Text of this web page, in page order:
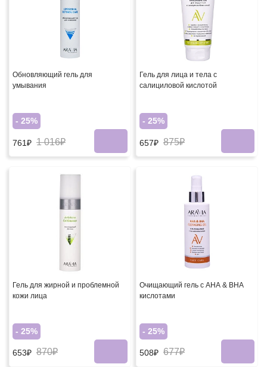
Обновляющий гель для
умывания
- 25%
761₽ 1 016₽
Гель для лица и тела с
салициловой кислотой
- 25%
657₽ 875₽
Гель для жирной и проблемной
кожи лица
- 25%
653₽ 870₽
Очищающий гель с АНА & ВНА
кислотами
- 25%
508₽ 677₽